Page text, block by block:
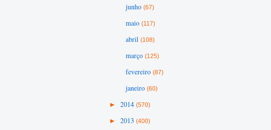
junho (67)
maio (117)
abril (108)
março (125)
fevereiro (87)
janeiro (60)
► 2014 (570)
► 2013 (400)